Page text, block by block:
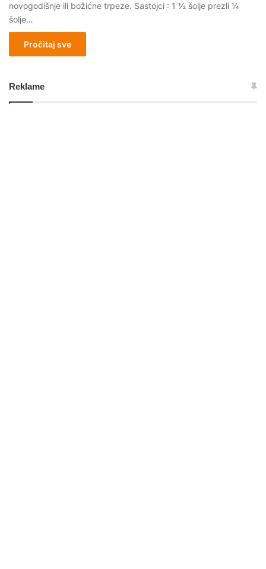
novogodišnje ili božićne trpeze. Sastojci : 1 ½ šolje prezli ¼
šolje…
Pročitaj sve
Reklame